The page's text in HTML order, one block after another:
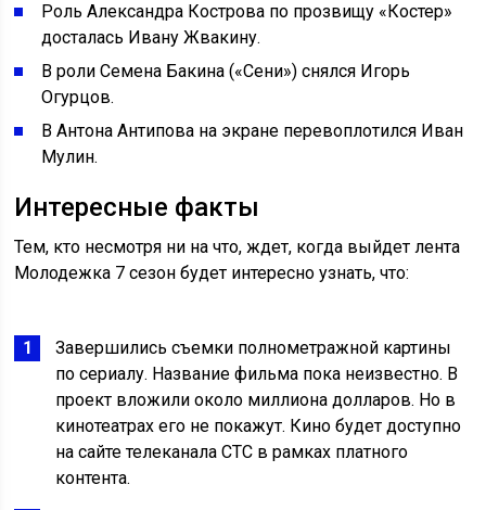
Роль Александра Кострова по прозвищу «Костер»
досталась Ивану Жвакину.
В роли Семена Бакина («Сени») снялся Игорь
Огурцов.
В Антона Антипова на экране перевоплотился Иван
Мулин.
Интересные факты
Тем, кто несмотря ни на что, ждет, когда выйдет лента
Молодежка 7 сезон будет интересно узнать, что:
Завершились съемки полнометражной картины
по сериалу. Название фильма пока неизвестно. В
проект вложили около миллиона долларов. Но в
кинотеатрах его не покажут. Кино будет доступно
на сайте телеканала СТС в рамках платного
контента.